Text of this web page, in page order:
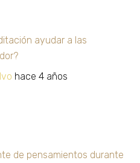
ayudar a las
hace 4 años
de pensamientos durante